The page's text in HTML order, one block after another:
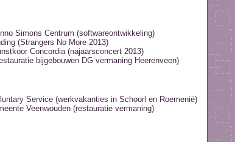
Simons Centrum (softwareontwikkeling)
(Strangers No More 2013)
Concordia (najaarsconcert 2013)
bijgebouwen DG vermaning Heerenveen)
Service (werkvakanties in Schoorl en Roemenië)
Veenwouden (restauratie vermaning)